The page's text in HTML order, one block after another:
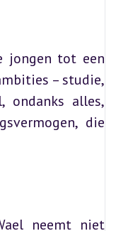
jongen tot een
– studie,
ondanks alles,
die
neemt niet